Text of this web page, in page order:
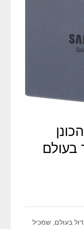
בעולם
בעולם, שמכיל